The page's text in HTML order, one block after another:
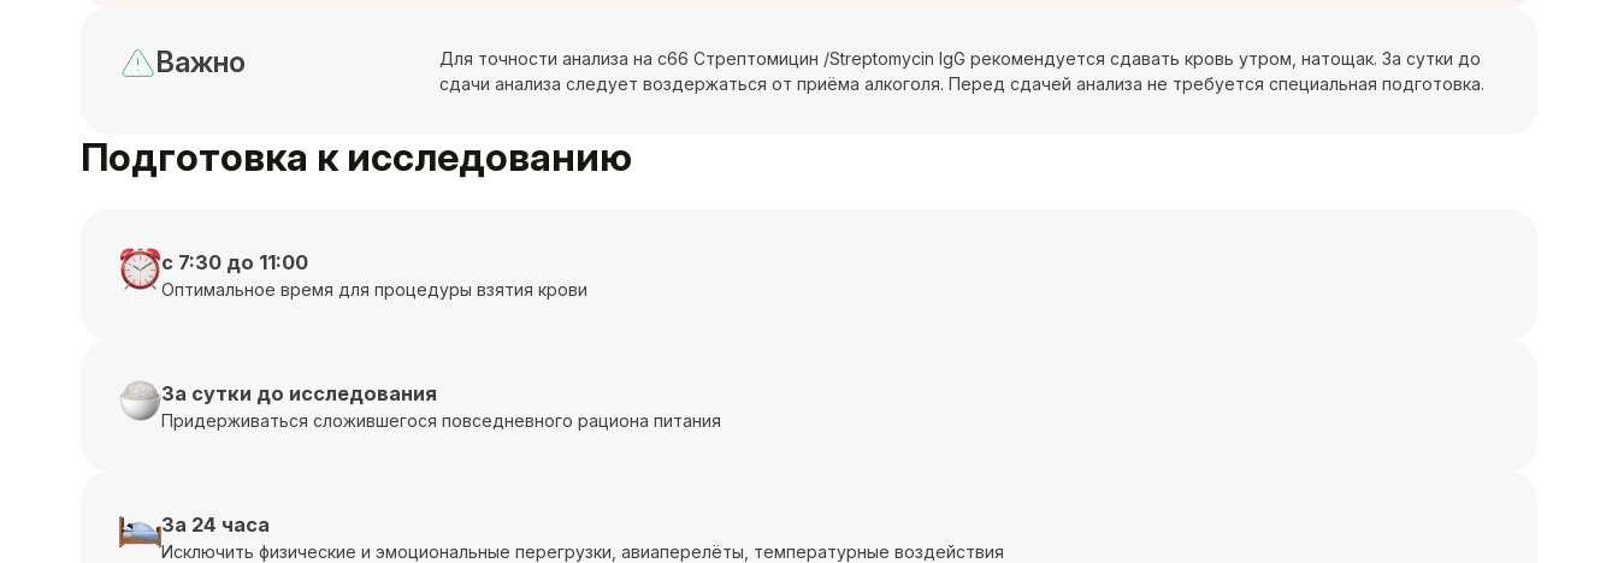
Важно
Для точности анализа на c66 Стрептомицин /Streptomycin IgG рекомендуется сдавать кровь утром, натощак. За сутки до
сдачи анализа следует воздержаться от приёма алкоголя. Перед сдачей анализа не требуется специальная подготовка.
Подготовка к исследованию
с 7:30 до 11:00
Оптимальное время для процедуры взятия крови
За сутки до исследования
Придерживаться сложившегося повседневного рациона питания
За 24 часа
Исключить физические и эмоциональные перегрузки, авиаперелёты, температурные воздействия